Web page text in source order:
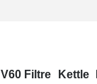
V60 Filtre Kettle